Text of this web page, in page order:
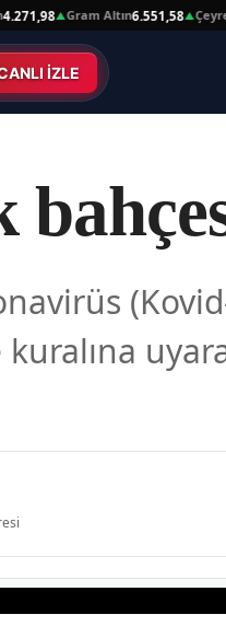
▲ Gram Altın6.551,58▲ Çeyrek
İZLE